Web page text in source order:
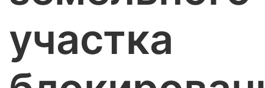
участка